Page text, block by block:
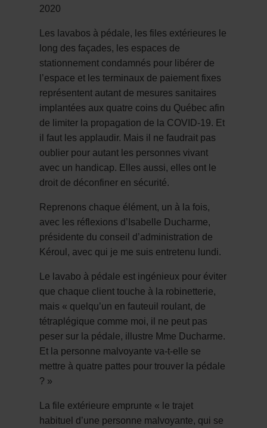
2020
Les lavabos à pédale, les files extérieures le
long des façades, les espaces de
stationnement condamnés pour libérer de
l’espace et les terminaux de paiement fixes
représentent autant de mesures sanitaires
implantées aux quatre coins du Québec afin
de limiter la propagation de la COVID-19. Et
il faut les applaudir. Mais il ne faudrait pas
oublier pour autant les personnes vivant
avec un handicap. Elles aussi, elles ont le
droit de déconfiner en sécurité.
Reprenons chaque élément, un à la fois,
avec les réflexions d’Isabelle Ducharme,
présidente du conseil d’administration de
Kéroul, avec qui je me suis entretenu lundi.
Le lavabo à pédale est ingénieux pour éviter
que chaque client touche à la robinetterie,
mais « quelqu’un en fauteuil roulant, de
tétraplégique comme moi, il ne peut pas
peser sur la pédale, illustre Mme Ducharme.
Et la personne malvoyante va-t-elle se
mettre à quatre pattes pour trouver la pédale
? »
La file extérieure emprunte « le trajet
habituel d’une personne malvoyante, qui se